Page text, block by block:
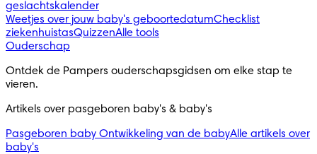
geslachtskalender
Weetjes over jouw baby's geboortedatumChecklist
ziekenhuistasQuizzenAlle tools
Ouderschap
Ontdek de Pampers ouderschapsgidsen om elke stap te
vieren.
Artikels over pasgeboren baby's & baby's
Pasgeboren baby Ontwikkeling van de babyAlle artikels over
baby's